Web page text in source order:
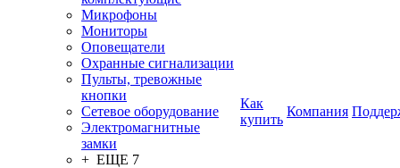
Микрофоны
Мониторы
Оповещатели
Охранные сигнализации
Пульты, тревожные
кнопки
Сетевое оборудование
Электромагнитные
замки
+ ЕЩЕ 7
Как
купить
Компания